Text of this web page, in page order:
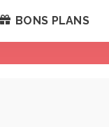
BONS PLANS